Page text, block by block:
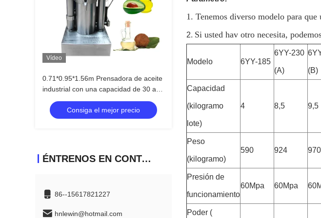
Vídeo
0.71*0.95*1.56m Prensadora de aceite
industrial con una capacidad de 30 a
50 kg/h
Consiga el mejor precio
ÉNTRENOS EN CONTACTO CON
86--15617821227
hnlewin@hotmail.com
1. Tenemos diverso modelo para que
2. Si usted hav otro necesita,
Modelo 6YY-185
6YY-230
(A) (B)
Capacidad
(kilogramo
lote)
4 8,5 9,5
Peso
(kilogramo)
590 924 970
Presión de
funcionamiento
60Mpa 60Mpa
Poder (